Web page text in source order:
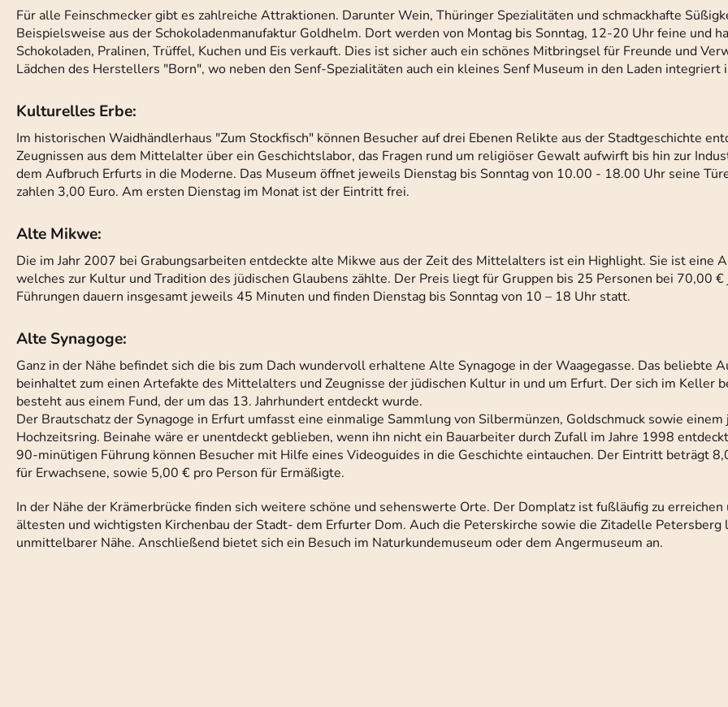
Für alle Feinschmecker gibt es zahlreiche Attraktionen. Darunter Wein, Thüringer Spezialitäten und schmackhafte
Beispielsweise aus der Schokoladenmanufaktur Goldhelm. Dort werden von Montag bis Sonntag, 12-20 Uhr feine und
Schokoladen, Pralinen, Trüffel, Kuchen und Eis verkauft. Dies ist sicher auch ein schönes Mitbringsel für Freunde und
Lädchen des Herstellers "Born", wo neben den Senf-Spezialitäten auch ein kleines Senf Museum in den Laden integriert
Kulturelles Erbe:
Im historischen Waidhändlerhaus "Zum Stockfisch" können Besucher auf drei Ebenen Relikte aus der Stadtgeschichte
Zeugnissen aus dem Mittelalter über ein Geschichtslabor, das Fragen rund um religiöser Gewalt aufwirft bis hin zur
dem Aufbruch Erfurts in die Moderne. Das Museum öffnet jeweils Dienstag bis Sonntag von 10.00 - 18.00 Uhr seine
zahlen 3,00 Euro. Am ersten Dienstag im Monat ist der Eintritt frei.
Alte Mikwe:
Die im Jahr 2007 bei Grabungsarbeiten entdeckte alte Mikwe aus der Zeit des Mittelalters ist ein Highlight. Sie ist eine
welches zur Kultur und Tradition des jüdischen Glaubens zählte. Der Preis liegt für Gruppen bis 25 Personen bei 70,00 €
Führungen dauern insgesamt jeweils 45 Minuten und finden Dienstag bis Sonntag von 10 – 18 Uhr statt.
Alte Synagoge:
Ganz in der Nähe befindet sich die bis zum Dach wundervoll erhaltene Alte Synagoge in der Waagegasse. Das beliebte
beinhaltet zum einen Artefakte des Mittelalters und Zeugnisse der jüdischen Kultur in und um Erfurt. Der sich im Keller
besteht aus einem Fund, der um das 13. Jahrhundert entdeckt wurde.
Der Brautschatz der Synagoge in Erfurt umfasst eine einmalige Sammlung von Silbermünzen, Goldschmuck sowie einem
Hochzeitsring. Beinahe wäre er unentdeckt geblieben, wenn ihn nicht ein Bauarbeiter durch Zufall im Jahre 1998
90-minütigen Führung können Besucher mit Hilfe eines Videoguides in die Geschichte eintauchen. Der Eintritt beträgt
für Erwachsene, sowie 5,00 € pro Person für Ermäßigte.
In der Nähe der Krämerbrücke finden sich weitere schöne und sehenswerte Orte. Der Domplatz ist fußläufig zu
ältesten und wichtigsten Kirchenbau der Stadt- dem Erfurter Dom. Auch die Peterskirche sowie die Zitadelle Petersberg
unmittelbarer Nähe. Anschließend bietet sich ein Besuch im Naturkundemuseum oder dem Angermuseum an.